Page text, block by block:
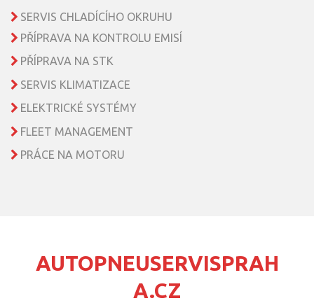
SERVIS CHLADÍCÍHO OKRUHU
PŘÍPRAVA NA KONTROLU EMISÍ
PŘÍPRAVA NA STK
SERVIS KLIMATIZACE
ELEKTRICKÉ SYSTÉMY
FLEET MANAGEMENT
PRÁCE NA MOTORU
AUTOPNEUSERVISPRAH
A.CZ